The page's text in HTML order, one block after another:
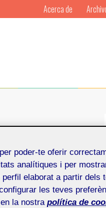
cuatro planes de
es una
Acerca de
poder-te oferir
analítiques i per
elaborat a partir dels
les teves
la nostra política de